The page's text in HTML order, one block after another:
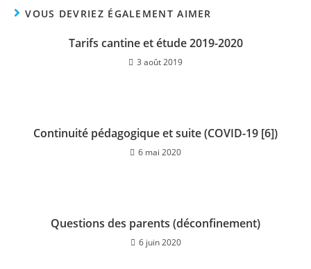
VOUS DEVRIEZ ÉGALEMENT AIMER
Tarifs cantine et étude 2019-2020
3 août 2019
Continuité pédagogique et suite (COVID-19 [6])
6 mai 2020
Questions des parents (déconfinement)
6 juin 2020